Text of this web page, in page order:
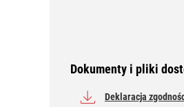
Dokumenty i pliki
Deklaracja